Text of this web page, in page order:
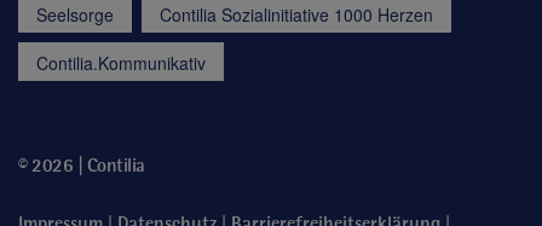
Seelsorge
Contilia Sozialinitiative 1000 Herzen
Contilia.Kommunikativ
© 2026 | Contilia